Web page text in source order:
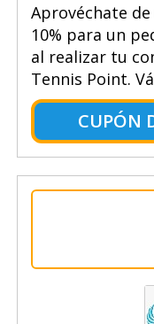
Aprovéchate
10% para un
al realizar tu
Tennis Point.
CUPÓN